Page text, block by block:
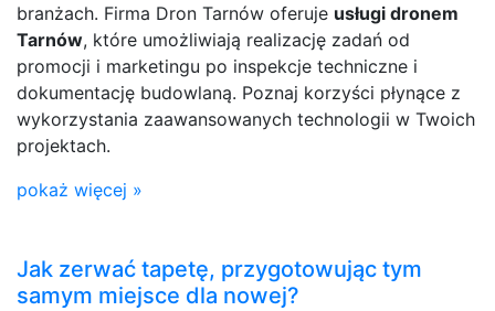
branżach. Firma Dron Tarnów oferuje usługi dronem
Tarnów, które umożliwiają realizację zadań od
promocji i marketingu po inspekcje techniczne i
dokumentację budowlaną. Poznaj korzyści płynące z
wykorzystania zaawansowanych technologii w Twoich
projektach.
pokaż więcej »
Jak zerwać tapetę, przygotowując tym
samym miejsce dla nowej?